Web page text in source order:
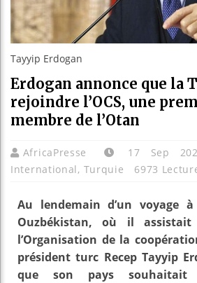
Tayyip Erdogan
Erdogan annonce que la
rejoindre l’OCS, une
membre de l’Otan
AfricaPresse 17 Sep
International, Turquie 6973
Au lendemain d’un voyage
Ouzbékistan, où il
l’Organisation de la
président turc Recep Tayyip
que son pays souhaitait